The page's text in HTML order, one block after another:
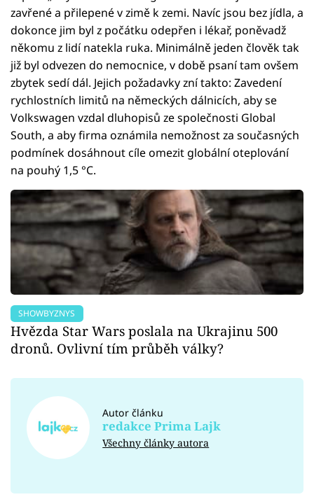
zavřené a přilepené v zimě k zemi. Navíc jsou bez jídla, a
dokonce jim byl z počátku odepřen i lékař, poněvadž
někomu z lidí natekla ruka. Minimálně jeden člověk tak
již byl odvezen do nemocnice, v době psaní tam ovšem
zbytek sedí dál. Jejich požadavky zní takto: Zavedení
rychlostních limitů na německých dálnicích, aby se
Volkswagen vzdal dluhopisů ze společnosti Global
South, a aby firma oznámila nemožnost za současných
podmínek dosáhnout cíle omezit globální oteplování
na pouhý 1,5 °C.
SHOWBYZNYS
Hvězda Star Wars poslala na Ukrajinu 500
dronů. Ovlivní tím průběh války?
Autor článku
redakce Prima Lajk
Všechny články autora